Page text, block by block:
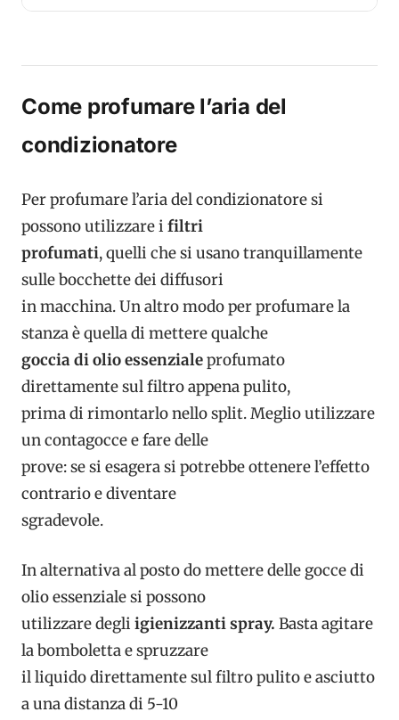
Come profumare l’aria del
condizionatore
Per profumare l’aria del condizionatore si
possono utilizzare i filtri
profumati, quelli che si usano tranquillamente
sulle bocchette dei diffusori
in macchina. Un altro modo per profumare la
stanza è quella di mettere qualche
goccia di olio essenzialeprofumato
direttamente sul filtro appena pulito,
prima di rimontarlo nello split. Meglio utilizzare
un contagocce e fare delle
prove: se si esagera si potrebbe ottenere l’effetto
contrario e diventare
sgradevole.
In alternativa al posto do mettere delle gocce di
olio essenziale si possono
utilizzare degli igienizzanti spray. Basta agitare
la bomboletta e spruzzare
il liquido direttamente sul filtro pulito e asciutto
a una distanza di 5-10